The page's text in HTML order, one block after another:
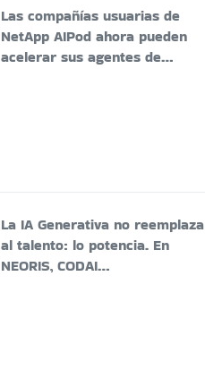
Las compañías usuarias de
NetApp AIPod ahora pueden
acelerar sus agentes de…
La IA Generativa no reemplaza
al talento: lo potencia. En
NEORIS, CODAI…